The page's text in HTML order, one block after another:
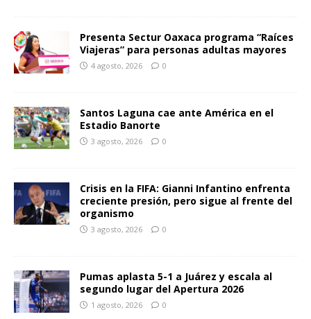
Presenta Sectur Oaxaca programa “Raíces
Viajeras” para personas adultas mayores
4 agosto, 2026 0
Santos Laguna cae ante América en el
Estadio Banorte
3 agosto, 2026 0
Crisis en la FIFA: Gianni Infantino enfrenta
creciente presión, pero sigue al frente del
organismo
3 agosto, 2026 0
Pumas aplasta 5-1 a Juárez y escala al
segundo lugar del Apertura 2026
1 agosto, 2026 0